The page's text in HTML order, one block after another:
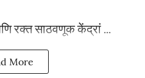
रक्त साठवणूक केंद्रां ...
More